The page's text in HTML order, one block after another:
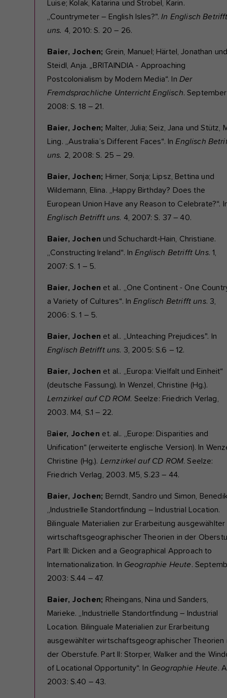
Luise; Kolak, Katarina und Strobel, Karin.
„Countrymeter – English Isles?".In Englisch
uns. 4, 2010: S. 20 – 26.
Baier, Jochen; Grein, Manuel; Härtel, Jonathan
Steidl, Anja.
BRITAINDIA - Approaching
Postcolonialism by Modern Media“. In Der
Fremdsprachliche Unterricht Englisch. September
2008: S. 18 – 21.
Baier, Jochen; Malter, Julia; Seiz, Jana und Stütz,
Ling. „Australia’s Different Faces“. InEnglisch
uns. 2, 2008: S. 25 – 29.
Baier, Jochen; Hirner, Sonja; Lipsz, Bettina und
Wildemann, Elina. „Happy Birthday? Does the
European Union Have any Reason to Celebrate?“.
Englisch Betrifft uns. 4, 2007: S. 37 – 40.
Baier, Jochen und Schuchardt-Hain, Christiane.
„Constructing Ireland“. InEnglisch Betrifft Uns. 1,
2007: S. 1 – 5.
Baier, Jochen et al.. „One Continent - One
a Variety of Cultures“. InEnglisch Betrifft uns. 3,
2006: S. 1 – 5.
Baier, Jochen et al.. „Unteaching Prejudices". In
Englisch Betrifft uns. 3, 2005: S.6 – 12.
Baier, Jochen et al.. „Europa: Vielfalt und Einheit“
(deutsche Fassung). In Wenzel, Christine (Hg.).
Lernzirkel auf CD ROM. Seelze: Friedrich Verlag,
2003. M4, S.1 – 22.
Baier, Jochen et. al.. „Europe: Disparities and
Unification“ (erweiterte englische Version). In
Christine (Hg.). Lernzirkel auf CD ROM. Seelze:
Friedrich Verlag, 2003. M5, S.23 – 44.
Baier, Jochen; Berndt, Sandro und Simon,
„Industrielle Standortfindung – Industrial Location.
Bilinguale Materialien zur Erarbeitung ausgewählter
wirtschaftsgeographischer Theorien in der
Part III: Dicken and a Geographical Approach to
Internationalization. In Geographie Heute.
2003: S.44 – 47.
Baier, Jochen; Rheingans, Nina und Sanders,
Marieke. „Industrielle Standortfindung – Industrial
Location. Bilinguale Materialien zur Erarbeitung
ausgewählter wirtschaftsgeographischer Theorien
der Oberstufe. Part II: Storper, Walker and the
of Locational Opportunity“. In Geographie Heute.
2003: S.40 – 43.